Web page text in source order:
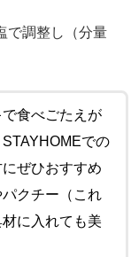
で調整し（分量
食べごたえが
での
ぜひおすすめ
クチー（これ
に入れても美